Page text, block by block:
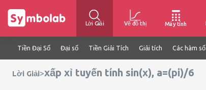
Lời Giải Vẽ đồ thị Máy tính
Tiền Đại Số Đại số Tiền Giải Tích Giải tích Các hàm số
Lời Giải>xấp xỉ tuyến tính sin(x), a=(pi)/6